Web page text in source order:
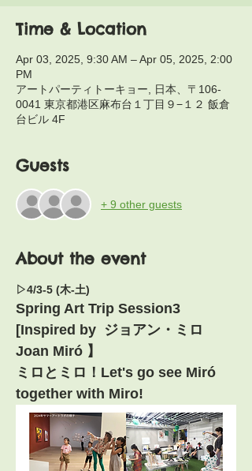
Time & Location
Apr 03, 2025, 9:30 AM – Apr 05, 2025, 2:00
PM
アートパーティトーキョー, 日本、〒106-
0041 東京都港区麻布台１丁目９−１２ 飯倉
台ビル 4F
Guests
+ 9 other guests
About the event
▷4/3-5 (木-土)
Spring Art Trip Session3
[Inspired by  ジョアン・ミロ
Joan Miró 】
ミロとミロ！Let's go see Miró
together with Miro!